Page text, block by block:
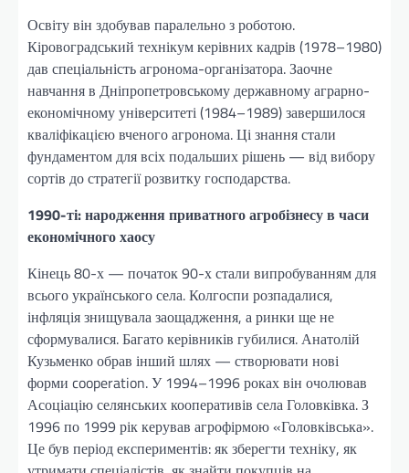
Освіту він здобував паралельно з роботою.
Кіровоградський технікум керівних кадрів (1978–1980)
дав спеціальність агронома-організатора. Заочне
навчання в Дніпропетровському державному аграрно-
економічному університеті (1984–1989) завершилося
кваліфікацією вченого агронома. Ці знання стали
фундаментом для всіх подальших рішень — від вибору
сортів до стратегії розвитку господарства.
1990-ті: народження приватного агробізнесу в часи
економічного хаосу
Кінець 80-х — початок 90-х стали випробуванням для
всього українського села. Колгоспи розпадалися,
інфляція знищувала заощадження, а ринки ще не
сформувалися. Багато керівників губилися. Анатолій
Кузьменко обрав інший шлях — створювати нові
форми cooperation. У 1994–1996 роках він очолював
Асоціацію селянських кооперативів села Головківка. З
1996 по 1999 рік керував агрофірмою «Головківська».
Це був період експериментів: як зберегти техніку, як